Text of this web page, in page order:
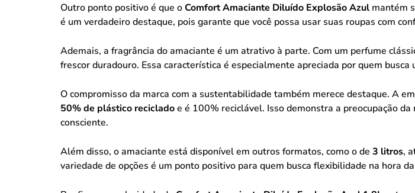
Outro ponto positivo é que oComfort Amaciante Diluído Explosão Azul mantém
é um verdadeiro destaque, pois garante que você possa usar suas roupas com
Ademais, a fragrância do amaciante é um atrativo à parte. Com um perfume
frescor duradouro. Essa característica é especialmente apreciada por quem
O compromisso da marca com a sustentabilidade também merece destaque. A
50% de plástico recicladoe é 100% reciclável. Isso demonstra a preocupação
consciente.
Além disso, o amaciante está disponível em outros formatos, como o de 3 litros,
variedade de opções é um ponto positivo para quem busca flexibilidade na hora